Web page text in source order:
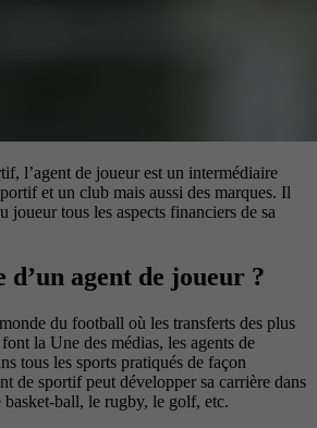
l’agent de joueur est un intermédiaire
et un club mais aussi des marques. Il
joueur tous les aspects financiers de sa
d’un agent de joueur ?
du football où les transferts des plus
la Une des médias, les agents de
tous les sports pratiqués de façon
de sportif peut développer sa carrière dans
ball, le rugby, le golf, etc.